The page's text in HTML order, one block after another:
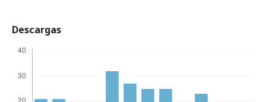
Descargas